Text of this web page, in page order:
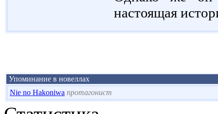
настоящая
Упоминание в новеллах
Nie no Hakoniwa протагонист